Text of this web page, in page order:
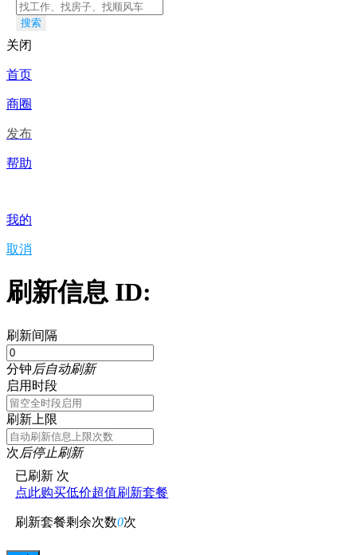
搜索
关闭
首页
商圈
发布
帮助
我的
取消
刷新信息 ID:
刷新间隔
分钟后自动刷新
启用时段
刷新上限
次后停止刷新
已刷新 次
点此购买低价超值刷新套餐
刷新套餐剩余次数0次